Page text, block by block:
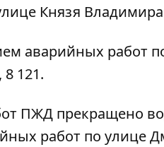
Князя
аварийных работ
121.
ПЖД прекращено
работ по улице